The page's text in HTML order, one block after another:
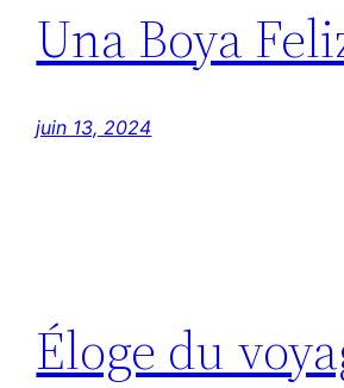
Una Boya
juin 13, 2024
Éloge du